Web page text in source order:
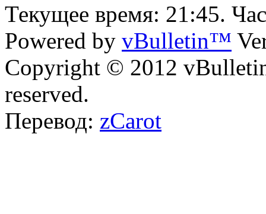
Текущее время: 21:45.
Powered by vBulletin™
Copyright © 2012
reserved.
Перевод: zCarot